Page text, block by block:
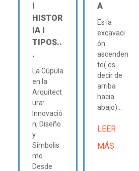
Ι
HISTOR
IA Ι
TIPOS..
.
La Cúpula
en la
Arquitect
ura:
Innovació
n, Diseño
y
Simbolis
mo
Desde
A
Es la
excavaci
ón
ascenden
te( es
decir de
arriba
hacia
abajo)...
LEER
MÁS